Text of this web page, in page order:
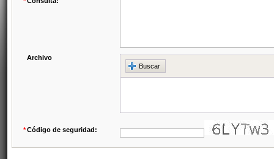
Archivo
Buscar
*Código de seguridad: